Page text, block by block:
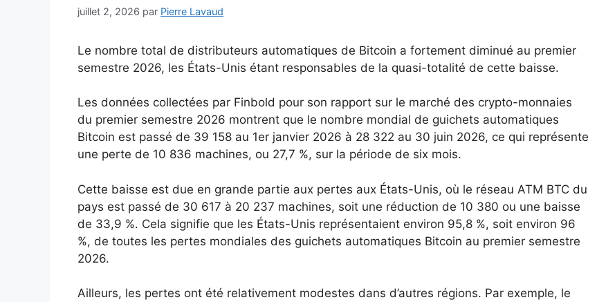
juillet 2, 2026 par Pierre Lavaud
Le nombre total de distributeurs automatiques de Bitcoin a fortement diminué au premier
semestre 2026, les États-Unis étant responsables de la quasi-totalité de cette baisse.
Les données collectées par Finbold pour son rapport sur le marché des crypto-monnaies
du premier semestre 2026 montrent que le nombre mondial de guichets automatiques
Bitcoin est passé de 39 158 au 1er janvier 2026 à 28 322 au 30 juin 2026, ce qui représente
une perte de 10 836 machines, ou 27,7 %, sur la période de six mois.
Cette baisse est due en grande partie aux pertes aux États-Unis, où le réseau ATM BTC du
pays est passé de 30 617 à 20 237 machines, soit une réduction de 10 380 ou une baisse
de 33,9 %. Cela signifie que les États-Unis représentaient environ 95,8 %, soit environ 96
%, de toutes les pertes mondiales des guichets automatiques Bitcoin au premier semestre
2026.
Ailleurs, les pertes ont été relativement modestes dans d’autres régions. Par exemple, le